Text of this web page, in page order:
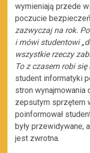
wymieniają przede
poczucie
zazwyczaj na rok.
i mówi studentowi
wszystkie rzeczy
To z czasem robi się
student informatyki
stron
zepsutym sprzętem
poinformował
były przewidywane,
jest zwrotna.